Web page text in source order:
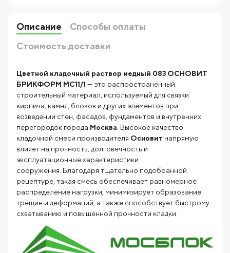
Описание
Способы оплаты
Стоимость доставки
Цветной кладочный раствор медный 083 ОСНОВИТ
БРИКФОРМ МС11/1 — это распространённый
строительный материал, используемый для связки
кирпича, камня, блоков и других элементов при
возведении стен, фасадов, фундаментов и внутренних
перегородок города Москва . Высокое качество
кладочной смеси производителя Основит напрямую
влияет на прочность, долговечность и
эксплуатационные характеристики
сооружения. Благодаря тщательно подобранной
рецептуре, такая смесь обеспечивает равномерное
распределение нагрузки, минимизирует образование
трещин и деформаций, а также способствует быстрому
схватыванию и повышенной прочности кладки.